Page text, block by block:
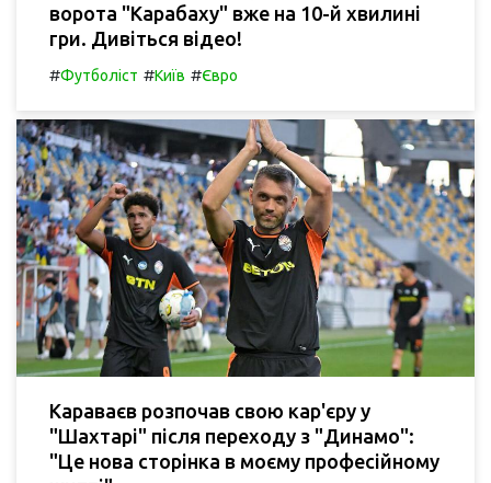
ворота "Карабаху" вже на 10-й хвилині
гри. Дивіться відео!
#Футболіст #Київ #Євро
Караваєв розпочав свою кар'єру у
"Шахтарі" після переходу з "Динамо":
"Це нова сторінка в моєму професійному